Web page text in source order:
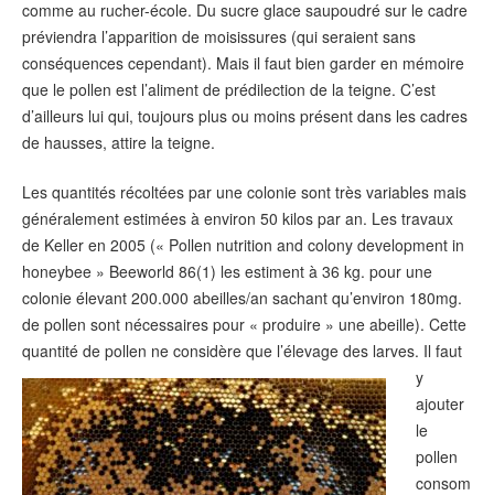
comme au rucher-école. Du sucre glace saupoudré sur le cadre
préviendra l’apparition de moisissures (qui seraient sans
conséquences cependant). Mais il faut bien garder en mémoire
que le pollen est l’aliment de prédilection de la teigne. C’est
d’ailleurs lui qui, toujours plus ou moins présent dans les cadres
de hausses, attire la teigne.
Les quantités récoltées par une colonie sont très variables mais
généralement estimées à environ 50 kilos par an. Les travaux
de Keller en 2005 (« Pollen nutrition and colony development in
honeybee » Beeworld 86(1) les estiment à 36 kg. pour une
colonie élevant 200.000 abeilles/an sachant qu’environ 180mg.
de pollen sont nécessaires pour « produire » une abeille). Cette
quantité de pollen ne considère que l’élevage des larves. Il faut
y
ajouter
le
pollen
consom